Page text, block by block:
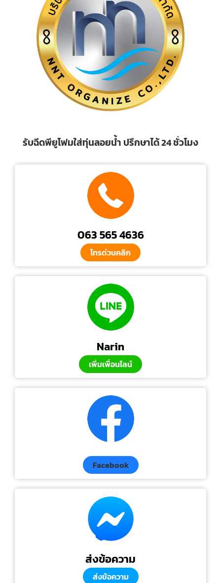
รับฉีดพียูโฟมใส่ทุ่นลอยน้ำ ปรึกษาได้ 24 ชั่วโมง
063 565 4636
โทรด่วนคลิก
Narin
เพิ่มเพื่อนไลน์
Facebook
ส่งข้อความ
ส่งข้อความ